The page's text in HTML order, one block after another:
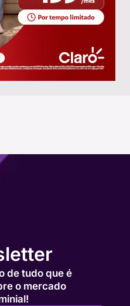
de tudo que é
o mercado